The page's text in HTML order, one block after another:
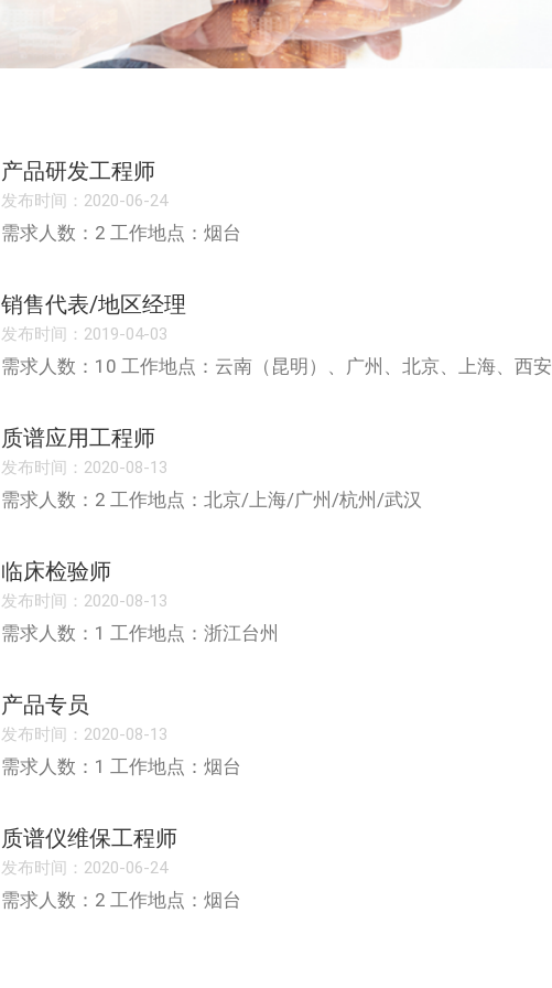
产品研发工程师
发布时间：2020-06-24
需求人数：2 工作地点：烟台
销售代表/地区经理
发布时间：2019-04-03
需求人数：10 工作地点：云南（昆明）、广州、北京、上海、西安
质谱应用工程师
发布时间：2020-08-13
需求人数：2 工作地点：北京/上海/广州/杭州/武汉
临床检验师
发布时间：2020-08-13
需求人数：1 工作地点：浙江台州
产品专员
发布时间：2020-08-13
需求人数：1 工作地点：烟台
质谱仪维保工程师
发布时间：2020-06-24
需求人数：2 工作地点：烟台